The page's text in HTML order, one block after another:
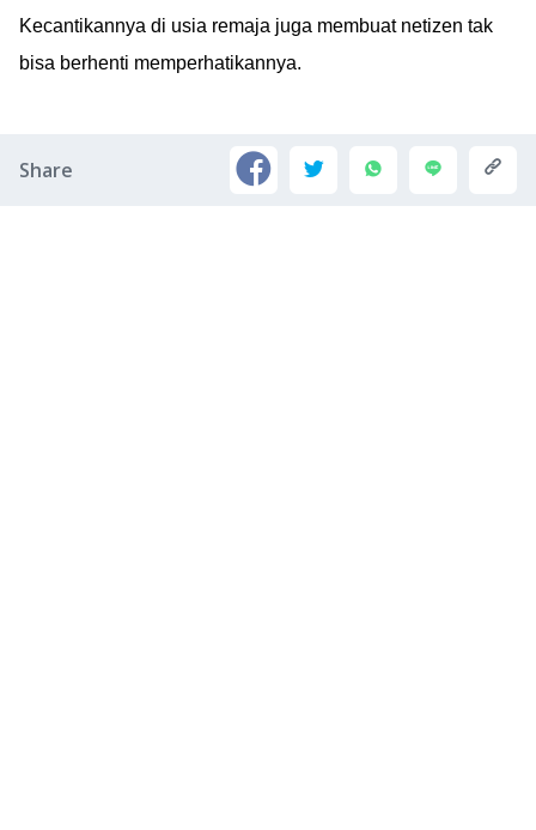
Kecantikannya di usia remaja juga membuat netizen tak
bisa berhenti memperhatikannya.
Share